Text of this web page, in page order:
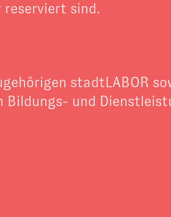
reserviert sind.
stadtLABOR
Bildungs- und